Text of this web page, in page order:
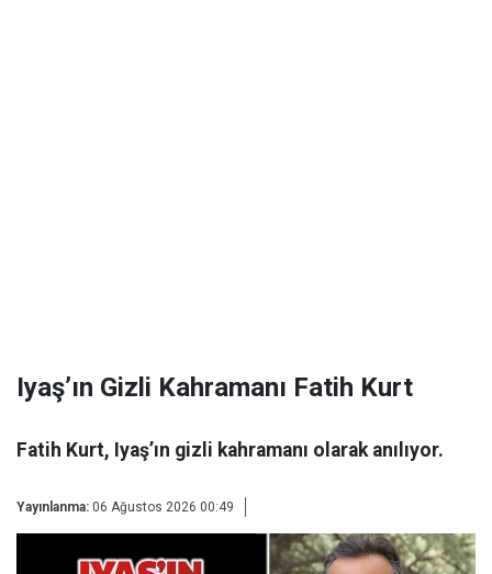
Iyaş’ın Gizli Kahramanı Fatih Kurt
Fatih Kurt, Iyaş’ın gizli kahramanı olarak anılıyor.
Yayınlanma: 06 Ağustos 2026 00:49